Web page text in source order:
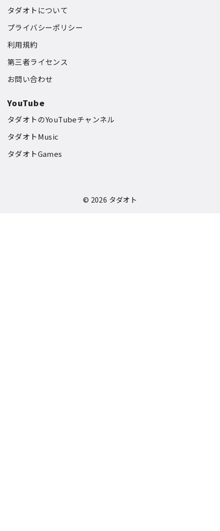
タダオトについて
プライバシーポリシー
利用規約
第三者ライセンス
お問い合わせ
YouTube
タダオトのYouTubeチャンネル
タダオトMusic
タダオトGames
© 2026 タダオト